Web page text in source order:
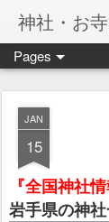
Pages
JAN
15
『全国神社情
岩手県の神社